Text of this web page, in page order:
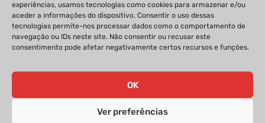
experiências, usamos tecnologias como cookies para armazenar e/ou
aceder a informações do dispositivo. Consentir o uso dessas
tecnologias permite-nos processar dados como o comportamento de
navegação ou IDs neste site. Não consentir ou recusar este
consentimento pode afetar negativamente certos recursos e funções.
OK
Ver preferências
PRIVACIDADE FICHA TÉCNICA
ESTATUTO EDITORIAL